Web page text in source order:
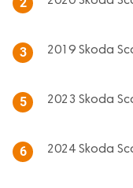
3 2019 Skoda
5 2023 Skoda
6 2024 Skoda